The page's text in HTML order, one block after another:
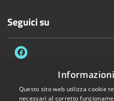
Seguici su
Accessibilità Privacy
Questo sito web utilizza cookie
necessari al corretto